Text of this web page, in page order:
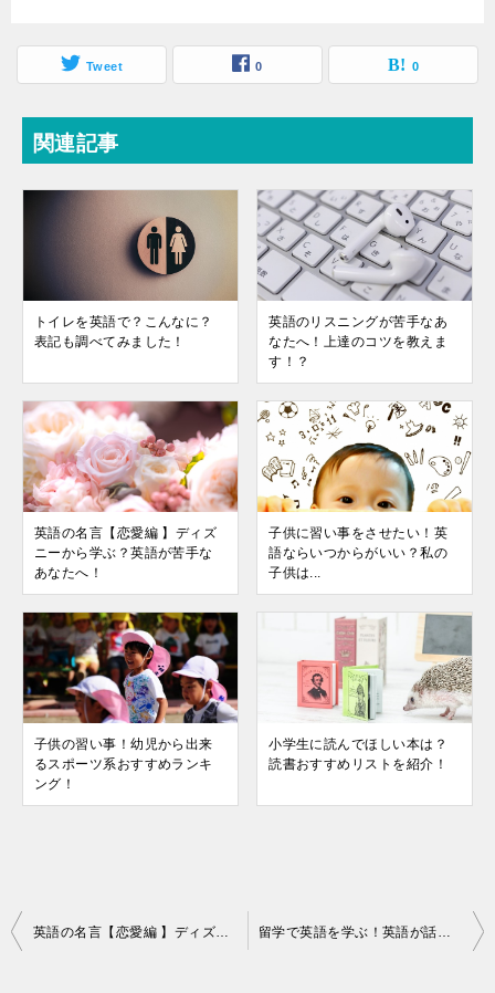
Tweet 0 0
関連記事
トイレを英語で？こんなに？
表記も調べてみました！
英語のリスニングが苦手なあ
なたへ！上達のコツを教えま
す！？
英語の名言【恋愛編 】ディズ
ニーから学ぶ？英語が苦手な
あなたへ！
子供に習い事をさせたい！英
語ならいつからがいい？私の
子供は...
子供の習い事！幼児から出来
るスポーツ系おすすめランキ
ング！
小学生に読んでほしい本は？
読書おすすめリストを紹介！
投
稿